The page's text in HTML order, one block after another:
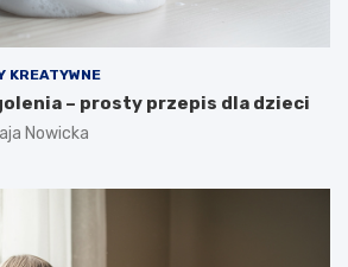
KREATYWNE
– prosty przepis dla dzieci
Nowicka